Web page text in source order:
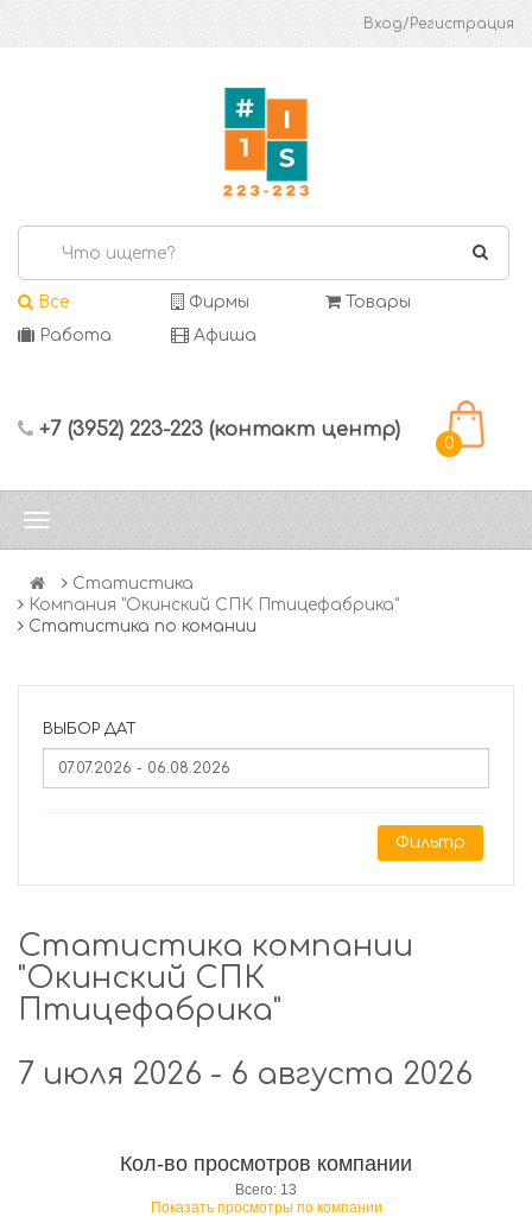
Вход/Регистрация
Все Фирмы
Товары
Работа
Афиша
+7 (3952) 223-223 (контакт центр)
0
Статистика
Компания "Окинский СПК Птицефабрика"
Статистика по комании
ВЫБОР ДАТ
Фильтр
Статистика компании
"Окинский СПК
Птицефабрика"
7 июля 2026 - 6 августа 2026
Кол-во просмотров компании
Всего: 13
Показать просмотры по компании